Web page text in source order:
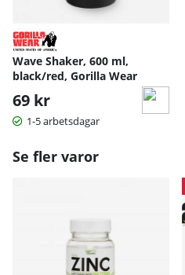
Wave Shaker, 600 ml,
black/red, Gorilla Wear
69 kr
1-5 arbetsdagar
Se fler varor